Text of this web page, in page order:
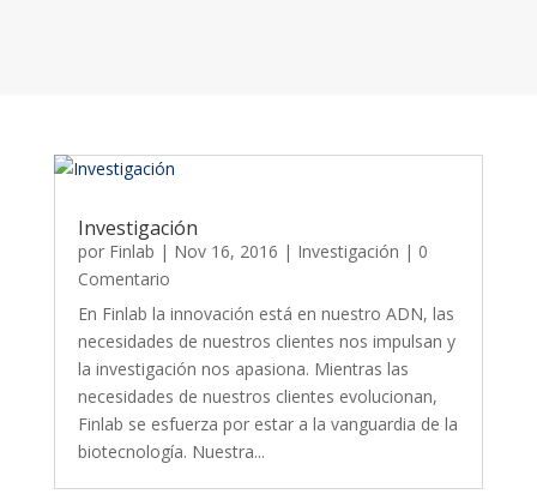
Investigación
por Finlab | Nov 16, 2016 | Investigación | 0
Comentario
En Finlab la innovación está en nuestro ADN, las
necesidades de nuestros clientes nos impulsan y
la investigación nos apasiona. Mientras las
necesidades de nuestros clientes evolucionan,
Finlab se esfuerza por estar a la vanguardia de la
biotecnología. Nuestra...